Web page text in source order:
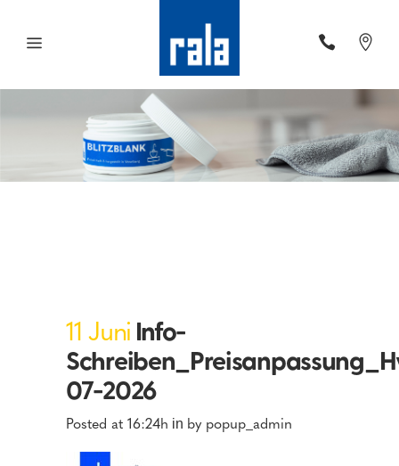
11 Juni Info-
07-2026
Posted at 16:24h in by popup_admin